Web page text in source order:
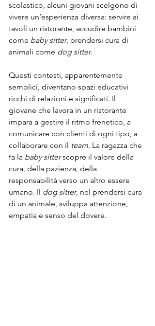
scolastico, alcuni giovani scelgono di
vivere un’esperienza diversa: servire ai
tavoli un ristorante, accudire bambini
come baby sitter, prendersi cura di
animali come dog sitter.
Questi contesti, apparentemente
semplici, diventano spazi educativi
ricchi di relazioni e significati. Il
giovane che lavora in un ristorante
impara a gestire il ritmo frenetico, a
comunicare con clienti di ogni tipo, a
collaborare con il team. La ragazza che
fa la baby sitter scopre il valore della
cura, della pazienza, della
responsabilità verso un altro essere
umano. Il dog sitter, nel prendersi cura
di un animale, sviluppa attenzione,
empatia e senso del dovere.